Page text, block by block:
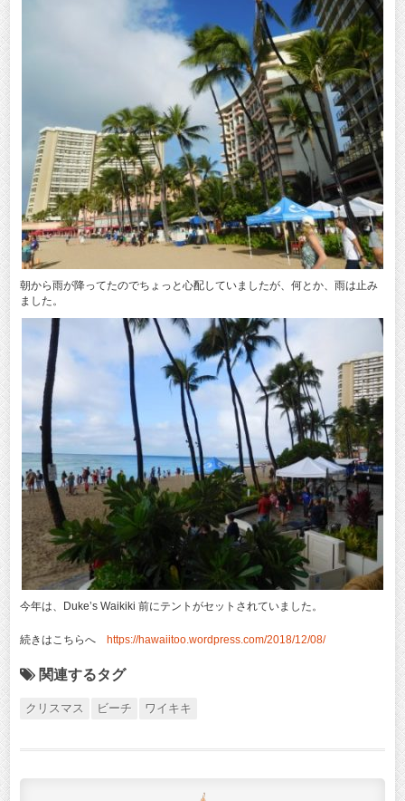
朝から雨が降ってたのでちょっと心配していましたが、何とか、雨は止み
ました。
今年は、Duke’s Waikiki 前にテントがセットされていました。
続きはこちらへ https://hawaiitoo.wordpress.com/2018/12/08/
関連するタグ
クリスマス ビーチ ワイキキ